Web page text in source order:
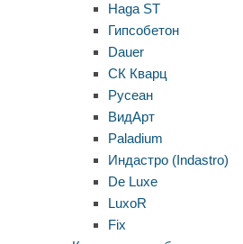
Haga ST
Гипсобетон
Dauer
СК Кварц
Русеан
ВидАрт
Paladium
Индастро (Indastro)
De Luxe
LuxoR
Fix